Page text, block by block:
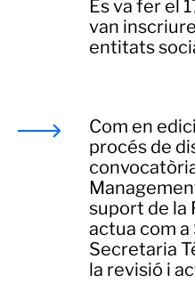
Es va fer el
van
entitats
Com en
procés de
suport de la
actua com a
Secretaria
la revisió i